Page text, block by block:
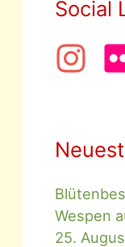
Social
Wespen
25.